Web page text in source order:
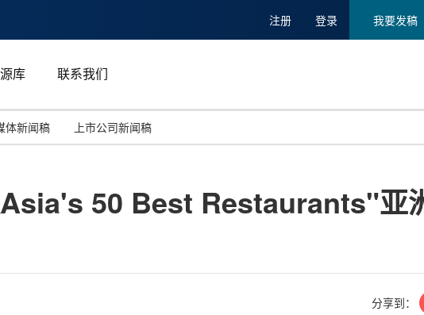
注册 登录 我要发稿
库 联系我们
投资并购
碳中和
能源化工与环保
娱乐时尚与艺术
马来西亚
新加坡
体新闻稿 上市公司新闻稿
50 Best Restaurants"亚
分享到：